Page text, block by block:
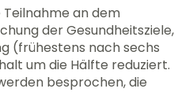
Teilnahme an dem
der Gesundheitsziele,
(frühestens nach sechs
um die Hälfte reduziert.
besprochen, die